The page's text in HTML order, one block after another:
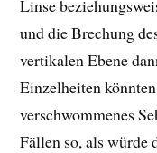
Linse
und die Brechung
vertikalen Ebene
Einzelheiten
verschwommenes
Fällen so, als